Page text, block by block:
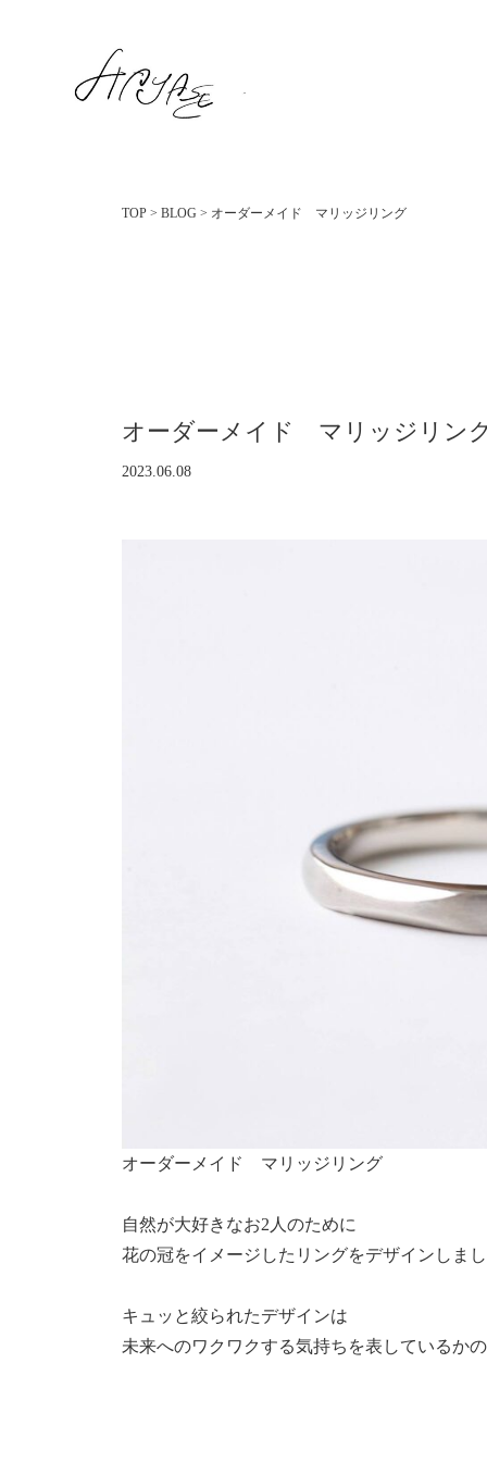
TOP > BLOG > オーダーメイド マリッジリング
オーダーメイド マリッジリン
2023.06.08
オーダーメイド マリッジリング
自然が大好きなお2人のために
花の冠をイメージしたリングをデザインしま
キュッと絞られたデザインは
未来へのワクワクする気持ちを表しているか